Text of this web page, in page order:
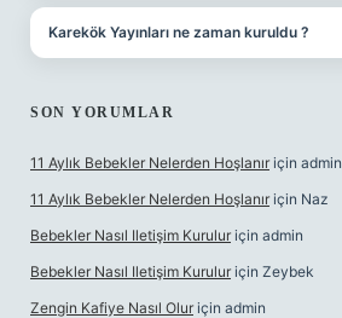
Karekök Yayınları ne zaman kuruldu ?
SON YORUMLAR
11 Aylık Bebekler Nelerden Hoşlanır için admin
11 Aylık Bebekler Nelerden Hoşlanır için Naz
Bebekler Nasıl Iletişim Kurulur için admin
Bebekler Nasıl Iletişim Kurulur için Zeybek
Zengin Kafiye Nasıl Olur için admin